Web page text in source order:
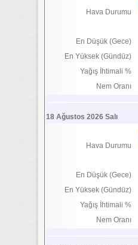
Hava Durumu
En Düşük (Gece)
En Yüksek (Gündüz)
Yağış İhtimali %
Nem Oranı
18 Ağustos 2026 Salı
Hava Durumu
En Düşük (Gece)
En Yüksek (Gündüz)
Yağış İhtimali %
Nem Oranı